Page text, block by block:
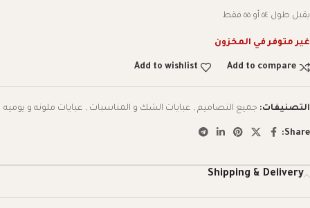
يقبل طول ٥٤ أو ٥٥ فقط
غير متوفر في المخزون
Add to compare
Add to wishlist
التصنيفات: جميع التصاميم , عبايات الشك و المناسبات , عبايات ملونه و يوميه
Share:
Shipping & Delivery